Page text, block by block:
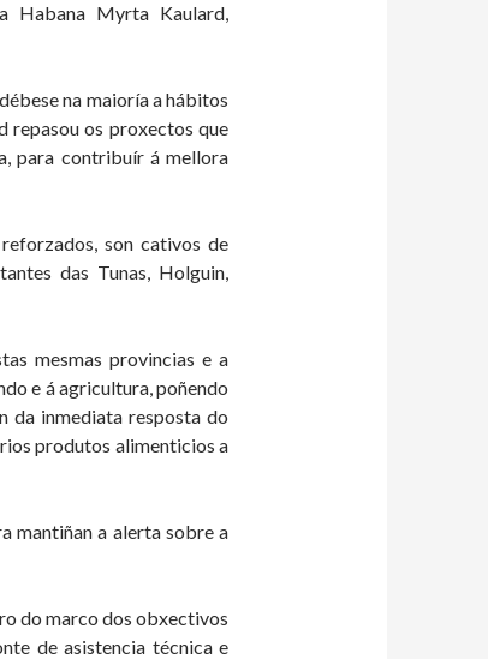
Habana Myrta Kaulard,
na maioría a hábitos
repasou os proxectos que
para contribuír á mellora
son cativos de
das Tunas, Holguin,
mesmas provincias e a
e á agricultura, poñendo
da inmediata resposta do
produtos alimenticios a
mantiñan a alerta sobre a
do marco dos obxectivos
de asistencia técnica e